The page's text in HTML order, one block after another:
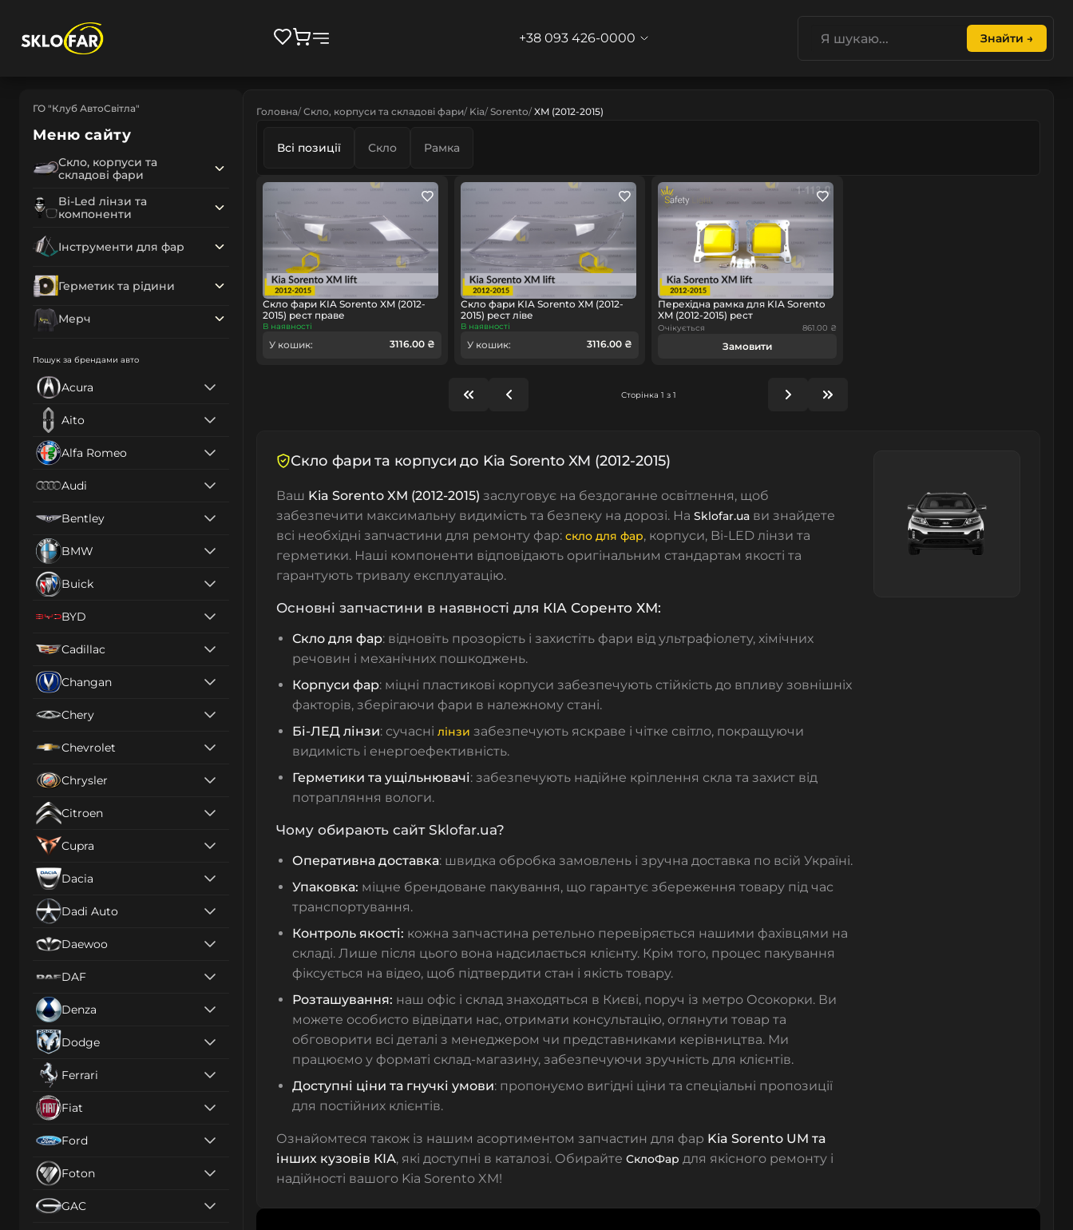
+38 093 426-0000 Знайти →
ГО "Клуб АвтоСвітла"
Меню сайту
Скло, корпуси та
складові фари
Bi-Led лінзи та
компоненти
Інструменти для фар
Герметик та рідини
Мерч
Пошук за брендами авто
Acura
Aito
Alfa Romeo
Audi
Bentley
BMW
Buick
BYD
Cadillac
Changan
Chery
Chevrolet
Chrysler
Citroen
Cupra
Dacia
Dadi Auto
Daewoo
DAF
Denza
Dodge
Ferrari
Fiat
Ford
Foton
GAC
Головна Скло, корпуси та складові фари Kia Sorento XM (2012-2015)
Всі позиції Скло Рамка
Скло фари KIA Sorento XM (2012-
2015) рест праве
В наявності
У кошик: 3116.00 ₴
Скло фари KIA Sorento XM (2012-
2015) рест ліве
В наявності
У кошик: 3116.00 ₴
Перехідна рамка для KIA Sorento
XM (2012-2015) рест
Очікується 861.00 ₴
Замовити
Сторінка 1 з 1
Скло фари та корпуси до Kia Sorento XM (2012-2015)
Ваш Kia Sorento XM (2012-2015) заслуговує на бездоганне освітлення, щоб
забезпечити максимальну видимість та безпеку на дорозі. На Sklofar.ua ви знайдете
всі необхідні запчастини для ремонту фар: скло для фар, корпуси, Bi-LED лінзи та
герметики. Наші компоненти відповідають оригінальним стандартам якості та
гарантують тривалу експлуатацію.
Основні запчастини в наявності для КІА Соренто ХМ:
Скло для фар: відновіть прозорість і захистіть фари від ультрафіолету, хімічних
речовин і механічних пошкоджень.
Корпуси фар: міцні пластикові корпуси забезпечують стійкість до впливу зовнішніх
факторів, зберігаючи фари в належному стані.
Бі-ЛЕД лінзи: сучасні лінзи забезпечують яскраве і чітке світло, покращуючи
видимість і енергоефективність.
Герметики та ущільнювачі: забезпечують надійне кріплення скла та захист від
потрапляння вологи.
Чому обирають сайт Sklofar.ua?
Оперативна доставка: швидка обробка замовлень і зручна доставка по всій Україні.
Упаковка: міцне брендоване пакування, що гарантує збереження товару під час
транспортування.
Контроль якості: кожна запчастина ретельно перевіряється нашими фахівцями на
складі. Лише після цього вона надсилається клієнту. Крім того, процес пакування
фіксується на відео, щоб підтвердити стан і якість товару.
Розташування: наш офіс і склад знаходяться в Києві, поруч із метро Осокорки. Ви
можете особисто відвідати нас, отримати консультацію, оглянути товар та
обговорити всі деталі з менеджером чи представниками керівництва. Ми
працюємо у форматі склад-магазину, забезпечуючи зручність для клієнтів.
Доступні ціни та гнучкі умови: пропонуємо вигідні ціни та спеціальні пропозиції
для постійних клієнтів.
Ознайомтеся також із нашим асортиментом запчастин для фар Kia Sorento UM та
інших кузовів КІА, які доступні в каталозі. Обирайте СклоФар для якісного ремонту і
надійності вашого Kia Sorento XM!